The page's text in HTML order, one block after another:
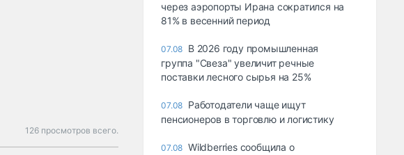
126 просмотров всего.
через аэропорты Ирана сократился на
81% в весенний период
07.08 В 2026 году промышленная
группа "Свеза" увеличит речные
поставки лесного сырья на 25%
07.08 Работодатели чаще ищут
пенсионеров в торговлю и логистику
07.08 Wildberries сообщила о